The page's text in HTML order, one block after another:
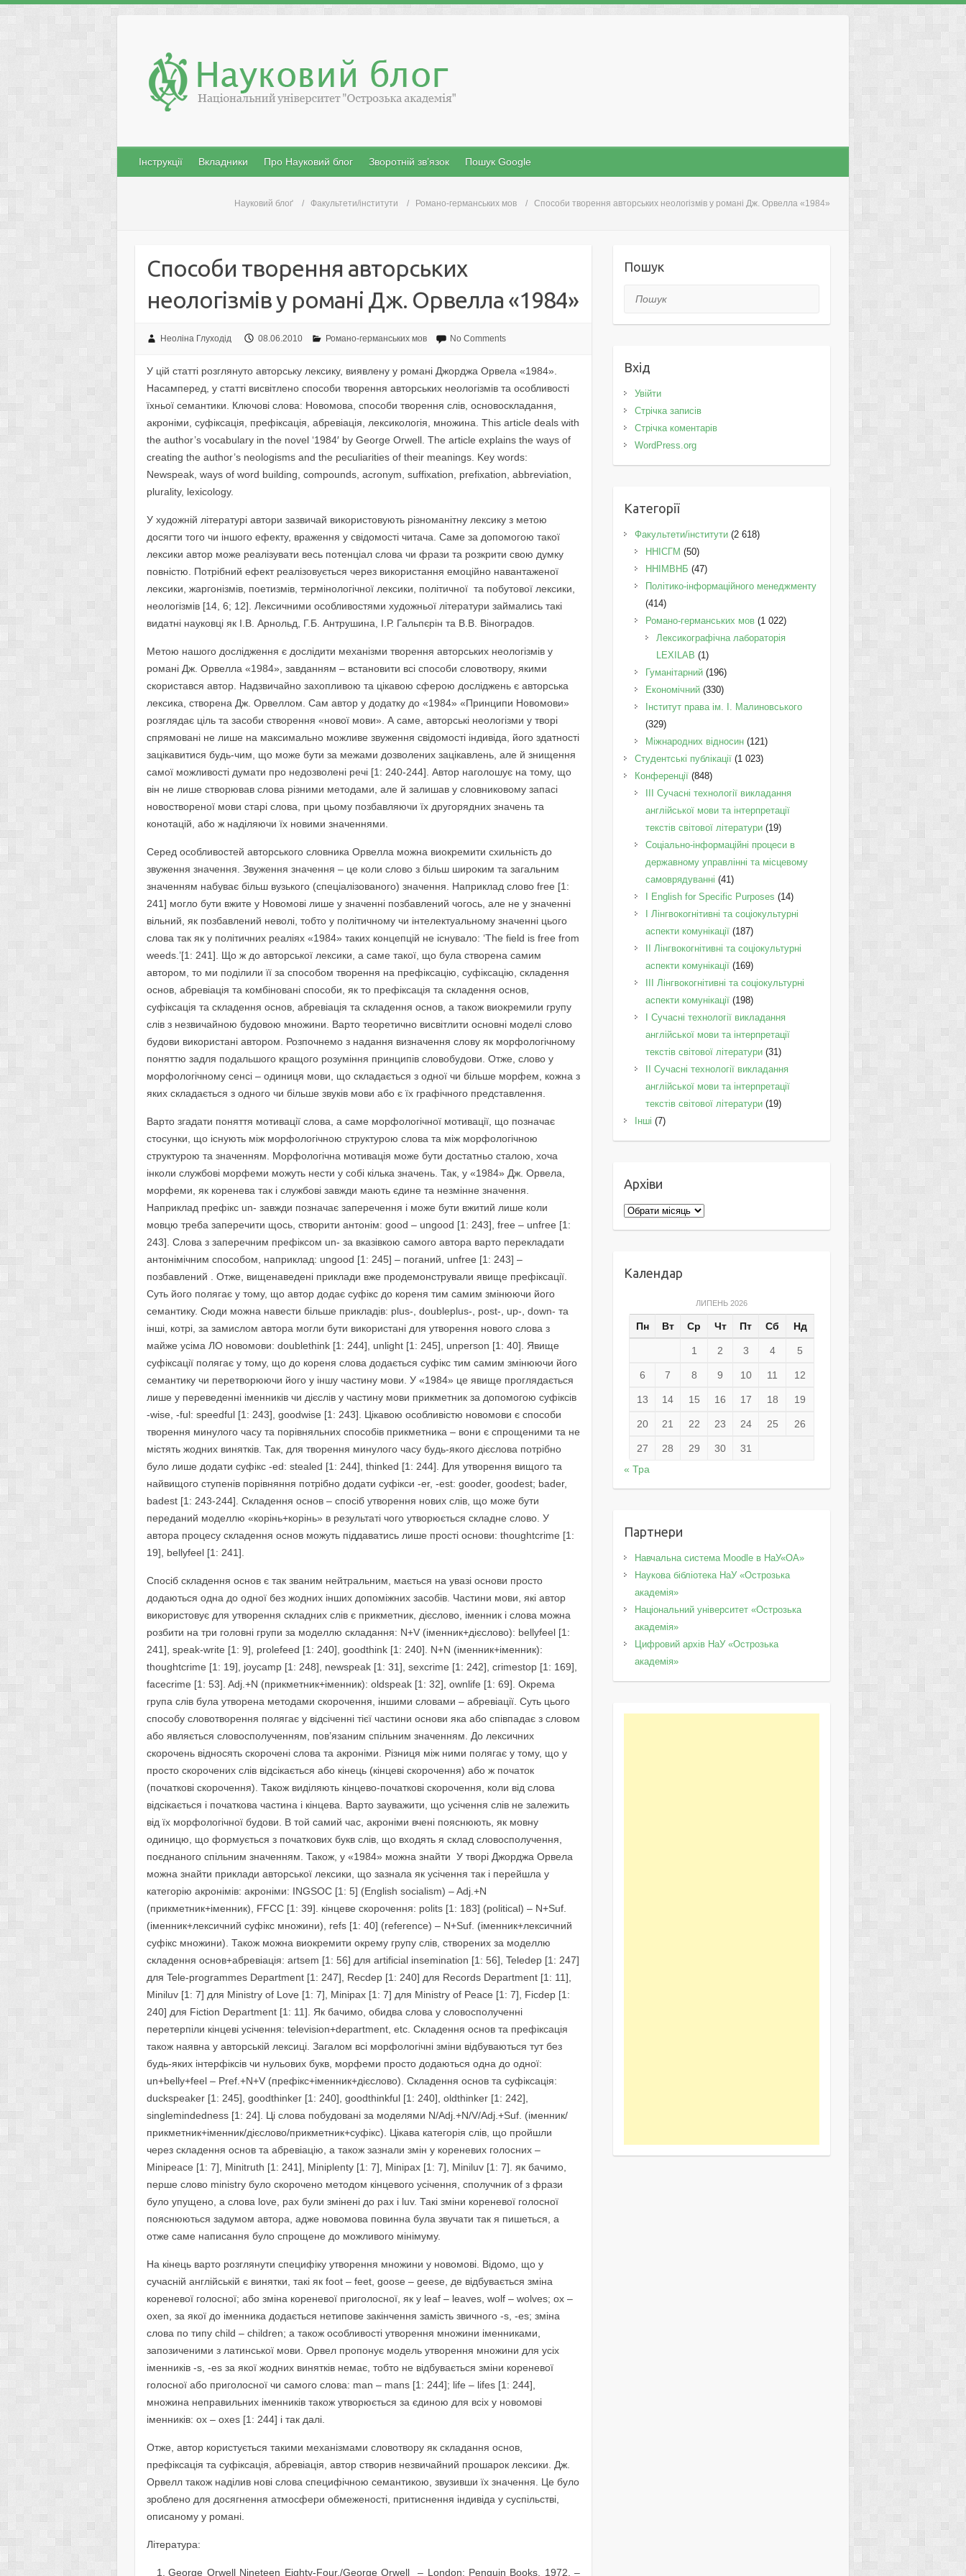
content
Інструкції Вкладники Про Науковий блог Зворотній зв’язок Пошук Google
Науковий блоґ Факультети/інститути Романо-германських мов Способи творення авторських неологізмів у романі Дж. Орвелла «1984»
Способи творення авторських
неологізмів у романі Дж. Орвелла «1984»
Неоліна Глуходід 08.06.2010 Романо-германських мов No Comments
У цій статті розглянуто авторську лексику, виявлену у романі Джорджа Орвела «1984».
Насамперед, у статті висвітлено способи творення авторських неологізмів та особливості
їхньої семантики. Ключові слова: Новомова, способи творення слів, основоскладання,
акроніми, суфіксація, префіксація, абревіація, лексикологія, множина. This article deals with
the author’s vocabulary in the novel ‘1984′ by George Orwell. The article explains the ways of
creating the author’s neologisms and the peculiarities of their meanings. Key words:
Newspeak, ways of word building, compounds, acronym, suffixation, prefixation, abbreviation,
plurality, lexicology.
У художній літературі автори зазвичай використовують різноманітну лексику з метою
досягти того чи іншого ефекту, враження у свідомості читача. Саме за допомогою такої
лексики автор може реалізувати весь потенціал слова чи фрази та розкрити свою думку
повністю. Потрібний ефект реалізовується через використання емоційно навантаженої
лексики, жаргонізмів, поетизмів, термінологічної лексики, політичної та побутової лексики,
неологізмів [14, 6; 12]. Лексичними особливостями художньої літератури займались такі
видатні науковці як І.В. Арнольд, Г.Б. Антрушина, І.Р. Гальпєрін та В.В. Віноградов.
Метою нашого дослідження є дослідити механізми творення авторських неологізмів у
романі Дж. Орвелла «1984», завданням – встановити всі способи словотвору, якими
скористався автор. Надзвичайно захопливою та цікавою сферою досліджень є авторська
лексика, створена Дж. Орвеллом. Сам автор у додатку до «1984» «Принципи Новомови»
розглядає ціль та засоби створення «нової мови». А саме, авторські неологізми у творі
спрямовані не лише на максимально можливе звуження свідомості індивіда, його здатності
зацікавитися будь-чим, що може бути за межами дозволених зацікавлень, але й знищення
самої можливості думати про недозволені речі [1: 240-244]. Автор наголошує на тому, що
він не лише створював слова різними методами, але й залишав у словниковому запасі
новоствореної мови старі слова, при цьому позбавляючи їх другорядних значень та
конотацій, або ж наділяючи їх новими значеннями.
Серед особливостей авторського словника Орвелла можна виокремити схильність до
звуження значення. Звуження значення – це коли слово з більш широким та загальним
значенням набуває більш вузького (спеціалізованого) значення. Наприклад слово free [1:
241] могло бути вжите у Новомові лише у значенні позбавлений чогось, але не у значенні
вільний, як позбавлений неволі, тобто у політичному чи інтелектуальному значенні цього
слова так як у політичних реаліях «1984» таких концепцій не існувало: ‘The field is free from
weeds.’[1: 241]. Що ж до авторської лексики, а саме такої, що була створена самим
автором, то ми поділили її за способом творення на префіксацію, суфіксацію, складення
основ, абревіація та комбіновані способи, як то префіксація та складення основ,
суфіксація та складення основ, абревіація та складення основ, а також виокремили групу
слів з незвичайною будовою множини. Варто теоретично висвітлити основні моделі слово
будови використані автором. Розпочнемо з надання визначення слову як морфологічному
поняттю задля подальшого кращого розуміння принципів словобудови. Отже, слово у
морфологічному сенсі – одиниця мови, що складається з одної чи більше морфем, кожна з
яких складається з одного чи більше звуків мови або є їх графічного представлення.
Варто згадати поняття мотивації слова, а саме морфологічної мотивації, що позначає
стосунки, що існують між морфологічною структурою слова та між морфологічною
структурою та значенням. Морфологічна мотивація може бути достатньо сталою, хоча
інколи службові морфеми можуть нести у собі кілька значень. Так, у «1984» Дж. Орвела,
морфеми, як коренева так і службові завжди мають єдине та незмінне значення.
Наприклад префікс un- завжди позначає заперечення і може бути вжитий лише коли
мовцю треба заперечити щось, створити антонім: good – ungood [1: 243], free – unfree [1:
243]. Слова з заперечним префіксом un- за вказівкою самого автора варто перекладати
антонімічним способом, наприклад: ungood [1: 245] – поганий, unfree [1: 243] –
позбавлений . Отже, вищенаведені приклади вже продемонстрували явище префіксації.
Суть його полягає у тому, що автор додає суфікс до кореня тим самим змінюючи його
семантику. Сюди можна навести більше прикладів: plus-, doubleplus-, post-, up-, down- та
інші, котрі, за замислом автора могли бути використані для утворення нового слова з
майже усіма ЛО новомови: doublethink [1: 244], unlight [1: 245], unperson [1: 40]. Явище
суфіксації полягає у тому, що до кореня слова додається суфікс тим самим змінюючи його
семантику чи перетворюючи його у іншу частину мови. У «1984» це явище проглядається
лише у переведенні іменників чи дієслів у частину мови прикметник за допомогою суфіксів
-wise, -ful: speedful [1: 243], goodwise [1: 243]. Цікавою особливістю новомови є способи
творення минулого часу та порівняльних способів прикметника – вони є спрощеними та не
містять жодних винятків. Так, для творення минулого часу будь-якого дієслова потрібно
було лише додати суфікс -ed: stealed [1: 244], thinked [1: 244]. Для утворення вищого та
найвищого ступенів порівняння потрібно додати суфікси -er, -est: gooder, goodest; bader,
badest [1: 243-244]. Складення основ – спосіб утворення нових слів, що може бути
переданий моделлю «корінь+корінь» в результаті чого утворюється складне слово. У
автора процесу складення основ можуть піддаватись лише прості основи: thoughtcrime [1:
19], bellyfeel [1: 241].
Спосіб складення основ є так званим нейтральним, мається на увазі основи просто
додаються одна до одної без жодних інших допоміжних засобів. Частини мови, які автор
використовує для утворення складних слів є прикметник, дієслово, іменник і слова можна
розбити на три головні групи за моделлю складання: N+V (іменник+дієслово): bellyfeel [1:
241], speak-write [1: 9], prolefeed [1: 240], goodthink [1: 240]. N+N (іменник+іменник):
thoughtcrime [1: 19], joycamp [1: 248], newspeak [1: 31], sexcrime [1: 242], crimestop [1: 169],
facecrime [1: 53]. Adj.+N (прикметник+іменник): oldspeak [1: 32], ownlife [1: 69]. Окрема
група слів була утворена методами скорочення, іншими словами – абревіації. Суть цього
способу словотворення полягає у відсіченні тієї частини основи яка або співпадає з словом
або являється словосполученням, пов’язаним спільним значенням. До лексичних
скорочень відносять скорочені слова та акроніми. Різниця між ними полягає у тому, що у
просто скорочених слів відсікається або кінець (кінцеві скорочення) або ж початок
(початкові скорочення). Також виділяють кінцево-початкові скорочення, коли від слова
відсікається і початкова частина і кінцева. Варто зауважити, що усічення слів не залежить
від їх морфологічної будови. В той самий час, акроніми вчені пояснюють, як мовну
одиницю, що формується з початкових букв слів, що входять я склад словосполучення,
поєднаного спільним значенням. Також, у «1984» можна знайти У творі Джорджа Орвела
можна знайти приклади авторської лексики, що зазнала як усічення так і перейшла у
категорію акронімів: акроніми: INGSOC [1: 5] (English socialism) – Adj.+N
(прикметник+іменник), FFCC [1: 39]. кінцеве скорочення: polits [1: 183] (political) – N+Suf.
(іменник+лексичний суфікс множини), refs [1: 40] (reference) – N+Suf. (іменник+лексичний
суфікс множини). Також можна виокремити окрему групу слів, створених за моделлю
складення основ+абревіація: artsem [1: 56] для artificial insemination [1: 56], Teledep [1: 247]
для Tele-programmes Department [1: 247], Recdep [1: 240] для Records Department [1: 11],
Miniluv [1: 7] для Ministry of Love [1: 7], Minipax [1: 7] для Ministry of Peace [1: 7], Ficdep [1:
240] для Fiction Department [1: 11]. Як бачимо, обидва слова у словосполученні
перетерпіли кінцеві усічення: television+department, etc. Складення основ та префіксація
також наявна у авторській лексиці. Загалом всі морфологічні зміни відбуваються тут без
будь-яких інтерфіксів чи нульових букв, морфеми просто додаються одна до одної:
un+belly+feel – Pref.+N+V (префікс+іменник+дієслово). Складення основ та суфіксація:
duckspeaker [1: 245], goodthinker [1: 240], goodthinkful [1: 240], oldthinker [1: 242],
singlemindedness [1: 24]. Ці слова побудовані за моделями N/Adj.+N/V/Adj.+Suf. (іменник/
прикметник+іменник/дієслово/прикметник+суфікс). Цікава категорія слів, що пройшли
через складення основ та абревіацію, а також зазнали змін у кореневих голосних –
Minipeace [1: 7], Minitruth [1: 241], Miniplenty [1: 7], Minipax [1: 7], Miniluv [1: 7]. як бачимо,
перше слово ministry було скорочено методом кінцевого усічення, сполучник of з фрази
було упущено, а слова love, pax були змінені до pax і luv. Такі зміни кореневої голосної
пояснюються задумом автора, адже новомова повинна була звучати так я пишеться, а
отже саме написання було спрощене до можливого мінімуму.
На кінець варто розглянути специфіку утворення множини у новомові. Відомо, що у
сучасній англійській є винятки, такі як foot – feet, goose – geese, де відбувається зміна
кореневої голосної; або зміна кореневої приголосної, як у leaf – leaves, wolf – wolves; ox –
oxen, за якої до іменника додається нетипове закінчення замість звичного -s, -es; зміна
слова по типу child – children; а також особливості утворення множини іменниками,
запозиченими з латинської мови. Орвел пропонує модель утворення множини для усіх
іменників -s, -es за якої жодних винятків немає, тобто не відбувається зміни кореневої
голосної або приголосної чи самого слова: man – mans [1: 244]; life – lifes [1: 244],
множина неправильних іменників також утворюється за єдиною для всіх у новомові
іменників: ox – oxes [1: 244] і так далі.
Отже, автор користується такими механізмами словотвору як складання основ,
префіксація та суфіксація, абревіація, автор створив незвичайний прошарок лексики. Дж.
Орвелл також наділив нові слова специфічною семантикою, звузивши їх значення. Це було
зроблено для досягнення атмосфери обмеженості, притиснення індивіда у суспільстві,
описаному у романі.
Література:
George Orwell Nineteen Eighty-Four./George Orwell – London: Penguin Books, 1972. –
Пошук
Пошук
Вхід
Увійти
Стрічка записів
Стрічка коментарів
WordPress.org
Категорії
Факультети/інститути(2 618)
ННІСГМ (50)
ННІМВНБ (47)
Політико-інформаційного менеджменту
(414)
Романо-германських мов(1 022)
Лексикографічна лабораторія
LEXILAB (1)
Гуманітарний(196)
Економічний(330)
Інститут права ім. І. Малиновського
(329)
Міжнародних відносин(121)
Студентські публікації(1 023)
Конференції(848)
III Сучасні технології викладання
англійської мови та інтерпретації
текстів світової літератури(19)
Соціально-інформаційні процеси в
державному управлінні та місцевому
самоврядуванні (41)
І English for Specific Purposes (14)
I Лінгвокогнітивні та соціокультурні
аспекти комунікації(187)
IІ Лінгвокогнітивні та соціокультурні
аспекти комунікації(169)
IІI Лінгвокогнітивні та соціокультурні
аспекти комунікації(198)
I Cучасні технології викладання
англійської мови та інтерпретації
текстів світової літератури(31)
II Cучасні технології викладання
англійської мови та інтерпретації
текстів світової літератури(19)
Інші (7)
Архіви
Архіви
Календар
ЛИПЕНЬ 2026
Пн Вт Ср Чт Пт Сб Нд
1 2 3 4 5
6 7 8 9 10 11 12
13 14 15 16 17 18 19
20 21 22 23 24 25 26
27 28 29 30
31
« Тра
Партнери
Навчальна система Moodle в НаУ«ОА»
Наукова бібліотека НаУ «Острозька
академія»
Національний університет «Острозька
академія»
Цифровий архів НаУ «Острозька
академія»